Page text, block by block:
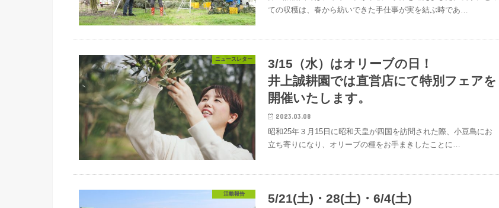
ての収穫は、春から紡いできた手仕事が実を結ぶ時であ…
ニュースレター
3/15（水）はオリーブの日！
井上誠耕園では直営店にて特別フェアを
開催いたします。
2023.03.08
昭和25年３月15日に昭和天皇が四国を訪問された際、小豆島にお
立ち寄りになり、オリーブの種をお手まきしたことに…
活動報告
5/21(土)・28(土)・6/4(土)